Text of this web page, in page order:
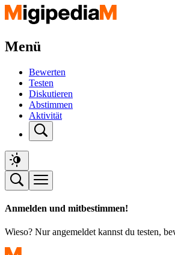
Menü
Bewerten
Testen
Diskutieren
Abstimmen
Aktivität
Anmelden und mitbestimmen!
Wieso? Nur angemeldet kannst du testen,